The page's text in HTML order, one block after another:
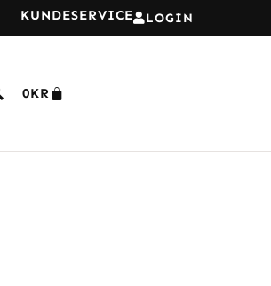
LOGIN
KUNDESERVICE
0KR